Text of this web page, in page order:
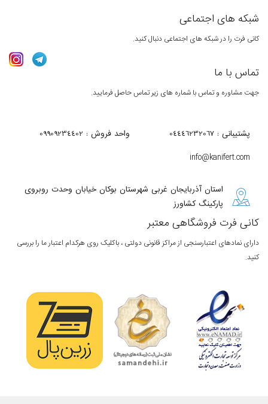
شبکه های اجتماعی
کانی فرت را در شبکه های اجتماعی دنبال کنید.
تماس با ما
جهت مشاوره و تماس با شماره های زیر تماس حاصل فرمایید.
پشتیبانی : 04446232067 واحد فروش : 09909234402
info@kanifert.com
استان آذربایجان غربی شهرستان بوکان خیابان وحدت روبروی
پارکینگ کشاورز
کانی فرت فروشگاهی معتبر
دارای نمادهای اعتبارسنجی از مراکز قانونی دولتی ، باکلیک روی هرکدام اعتبار ما را بررسی
کنید.